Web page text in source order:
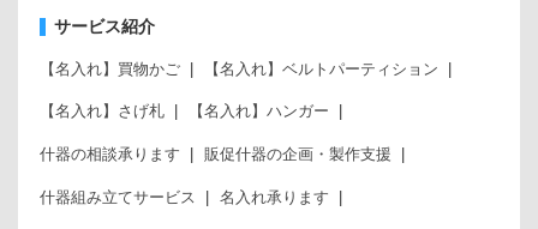
サービス紹介
【名入れ】買物かご 【名入れ】ベルトパーティション
【名入れ】さげ札 【名入れ】ハンガー
什器の相談承ります 販促什器の企画・製作支援
什器組み立てサービス 名入れ承ります